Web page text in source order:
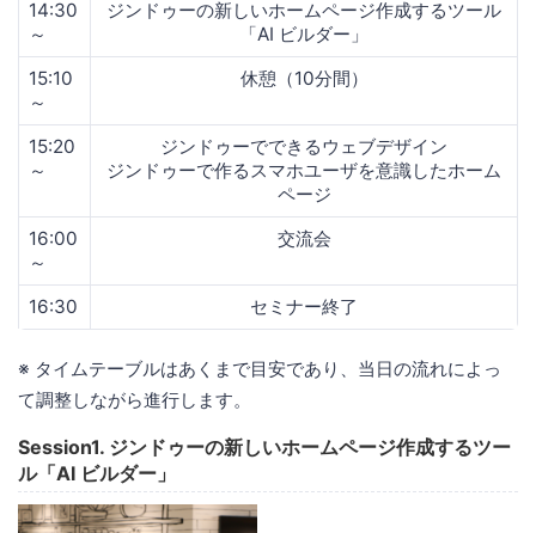
14:30
～
ジンドゥーの新しいホームページ作成するツール
「AI ビルダー」
15:10
～
休憩（10分間）
15:20
～
ジンドゥーでできるウェブデザイン
ジンドゥーで作るスマホユーザを意識したホーム
ページ
16:00
～
交流会
16:30 セミナー終了
※ タイムテーブルはあくまで目安であり、当日の流れによっ
て調整しながら進行します。
Session1. ジンドゥーの新しいホームページ作成するツー
ル「AI ビルダー」